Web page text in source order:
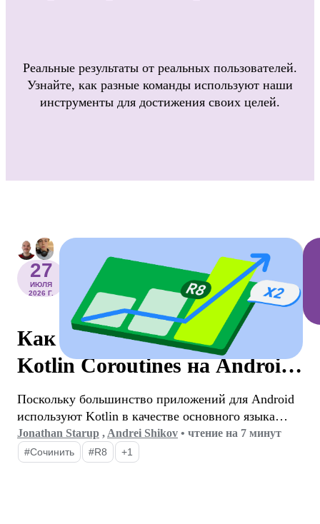
Реальные результаты от реальных пользователей.
Узнайте, как разные команды используют наши
инструменты для достижения своих целей.
27
ИЮЛЯ
2026 Г.
Как R8 ускорил работу
Kotlin Coroutines на Android
в 2 раза
Поскольку большинство приложений для Android
используют Kotlin в качестве основного языка
программирования, библиотека kotlinx.coroutines
стала де-факто стандартом для асинхронного
программирования. Эта библиотека предлагает
Jonathan Starup , Andrei Shikov • чтение на 7 минут
#Сочинить #R8 +1